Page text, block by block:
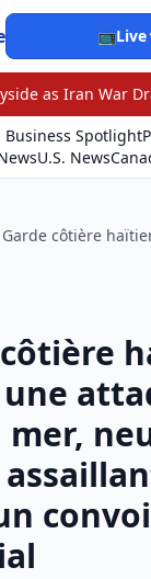
📺Live
On •
Business Spotlight
U.S. News
mer,
convoi